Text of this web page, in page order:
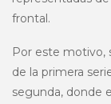
frontal.
Por este motivo,
de la primera
segunda, donde